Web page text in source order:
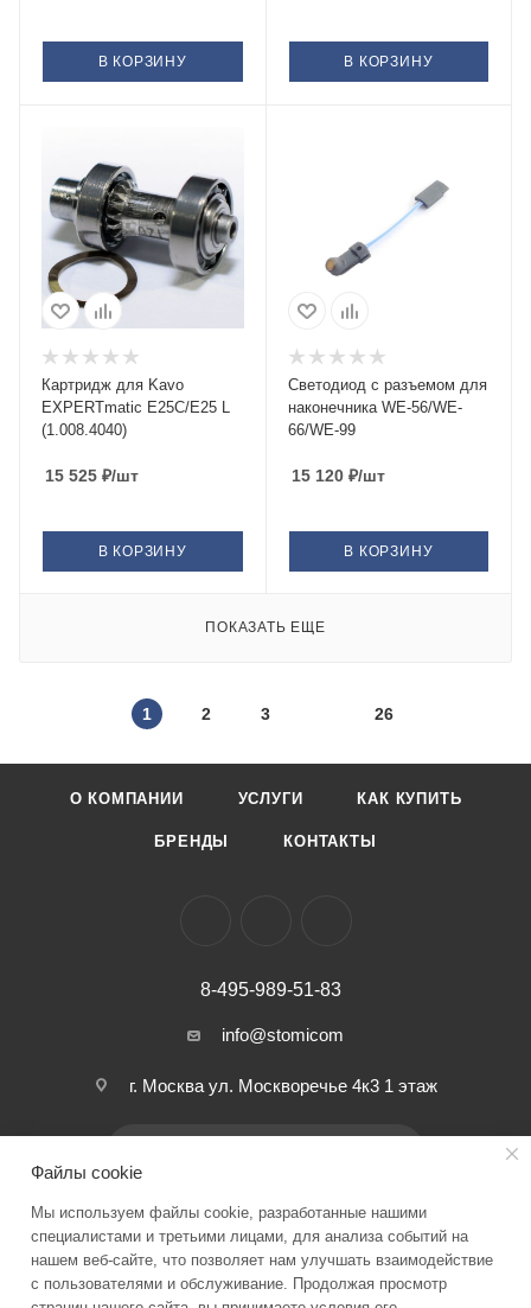
В КОРЗИНУ В КОРЗИНУ
Картридж для Kavo
EXPERTmatic E25C/E25 L
(1.008.4040)
15 525 ₽/шт
В КОРЗИНУ
Светодиод с разъемом для
наконечника WE-56/WE-
66/WE-99
15 120₽/шт
В КОРЗИНУ
ПОКАЗАТЬ ЕЩЕ
1 2 3 26
О КОМПАНИИ УСЛУГИ КАК КУПИТЬ
БРЕНДЫ КОНТАКТЫ
8-495-989-51-83
info@stomicom
г. Москва ул. Москворечье 4к3 1 этаж
Файлы cookie
Мы используем файлы cookie, разработанные нашими
специалистами и третьими лицами, для анализа событий на
нашем веб-сайте, что позволяет нам улучшать взаимодействие
с пользователями и обслуживание. Продолжая просмотр